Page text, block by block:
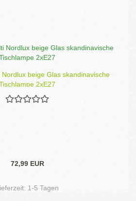
beige Glas skandinavische
2xE27
72,99 EUR
1-5 Tagen